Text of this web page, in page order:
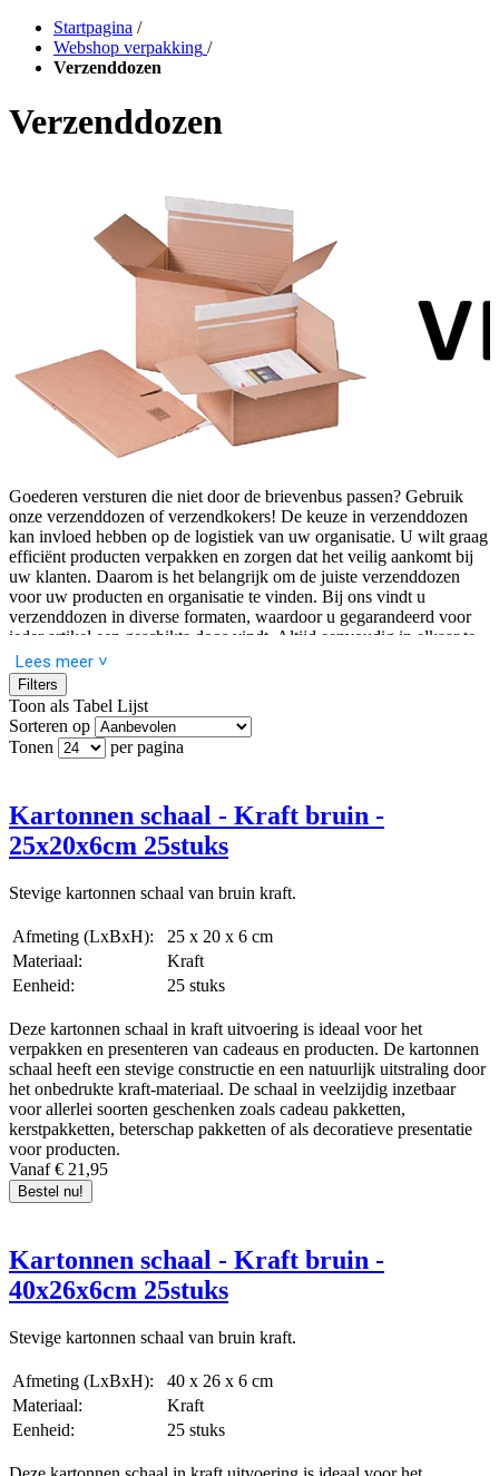
Startpagina /
Webshop verpakking /
Verzenddozen
Verzenddozen
Goederen versturen die niet door de brievenbus passen? Gebruik
onze verzenddozen of verzendkokers! De keuze in verzenddozen
kan invloed hebben op de logistiek van uw organisatie. U wilt graag
efficiënt producten verpakken en zorgen dat het veilig aankomt bij
uw klanten. Daarom is het belangrijk om de juiste verzenddozen
voor uw producten en organisatie te vinden. Bij ons vindt u
verzenddozen in diverse formaten, waardoor u gegarandeerd voor
ieder artikel een geschikte doos vindt. Altijd eenvoudig in elkaar te
vouwen en daardoor snel in gebruik. De verzenddozen zijn voorzien
van een krachtige zelfklevende plakstrip om de verpakking snel te
sluiten, zonder extra gebruik van tape. De dozen zijn daarnaast ook
voorzien van een tearstrip, zo kan de ontvanger de doos gemakkelijk
openen, zonder de doos of de inhoud te beschadigen.
Wilt u dat klanten direct bij levering zien van wie het pakket
afkomstig is en extra reclame maken? Dan zou een bedrukte
onze specialisten om de mogelijkheden te bespreken.
Variabele hoogte autolock dozen
Naast dat de dozen over een automatische bodem beschikken, kunt
producten. Doordat de doos is voorzien van rillijnen kunt u de doos
tot verschillende hoogtes aanpassen. Hierdoor bespaart u tijd tijdens
het opzetten van de doos, maar ook in opvulmateriaal bespaart u
aanzienlijk. U kunt de doos immers makkelijker aanpassen aan de
grootte van het product.
Wilt u nog flexibeler uw producten verzenden? Neem dan eens een
kijkje bij onze
Grote oplage of maatwerk nodig?
Bel+31(0)182 39 55 22of mail ons gerust als u een grote
oplage verzenddozen of dozen met eigen bedrukking wenst. Wij
denken graag met u mee en kunnen u ook helpen bij het eventuele
Lees meer ˅
Filters
Toon als Tabel Lijst
Sorteren op
Tonen
per pagina
Kartonnen schaal - Kraft bruin -
25x20x6cm 25stuks
Stevige kartonnen schaal van bruin kraft.
Afmeting (LxBxH):
25 x 20 x 6 cm
Materiaal:
Kraft
Eenheid:
25 stuks
Deze kartonnen schaal in kraft uitvoering is ideaal voor het
verpakken en presenteren van cadeaus en producten. De kartonnen
schaal heeft een stevige constructie en een natuurlijk uitstraling door
het onbedrukte kraft-materiaal. De schaal in veelzijdig inzetbaar
voor allerlei soorten geschenken zoals cadeau pakketten,
kerstpakketten, beterschap pakketten of als decoratieve presentatie
voor producten.
Vanaf € 21,95
Bestel nu!
Kartonnen schaal - Kraft bruin -
40x26x6cm 25stuks
Stevige kartonnen schaal van bruin kraft.
Afmeting (LxBxH):
40 x 26 x 6 cm
Materiaal:
Kraft
Eenheid:
25 stuks